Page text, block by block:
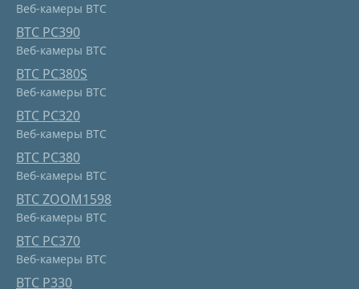
Веб-камеры BTC
BTC PC390
Веб-камеры BTC
BTC PC380S
Веб-камеры BTC
BTC PC320
Веб-камеры BTC
BTC PC380
Веб-камеры BTC
BTC ZOOM1598
Веб-камеры BTC
BTC PC370
Веб-камеры BTC
BTC P330